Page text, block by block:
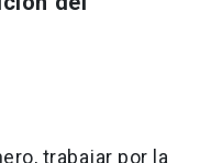
trabajar por la